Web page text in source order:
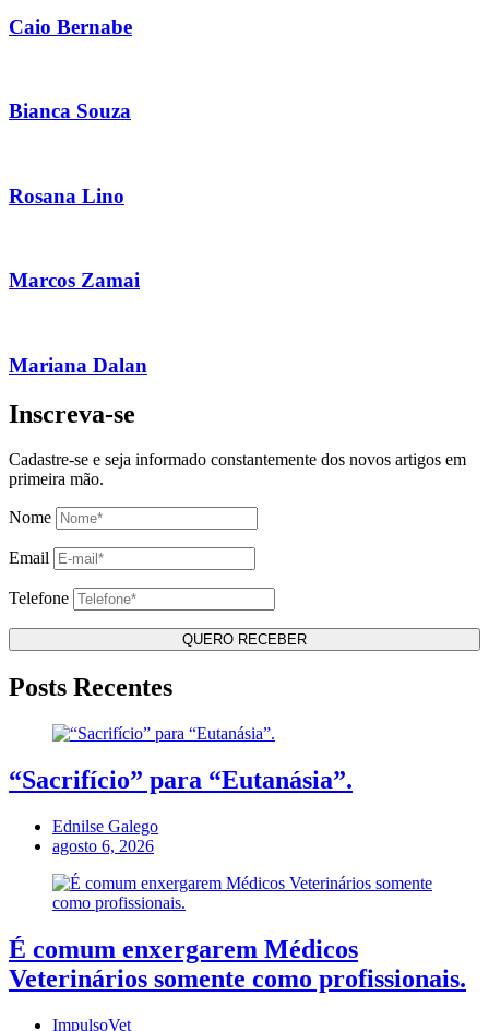
Caio Bernabe
Bianca Souza
Rosana Lino
Marcos Zamai
Mariana Dalan
Inscreva-se
Cadastre-se e seja informado constantemente dos novos artigos em
primeira mão.
Nome
Email
Telefone
Posts Recentes
“Sacrifício” para “Eutanásia”.
Ednilse Galego
agosto 6, 2026
É comum enxergarem Médicos
Veterinários somente como profissionais.
ImpulsoVet